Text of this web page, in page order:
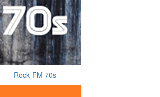
Rock FM 70s